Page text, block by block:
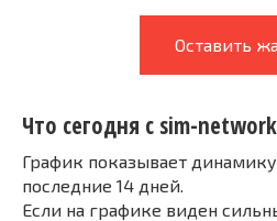
Оставить
Что сегодня с sim-
График показывает
последние 14 дней.
Если на графике виден